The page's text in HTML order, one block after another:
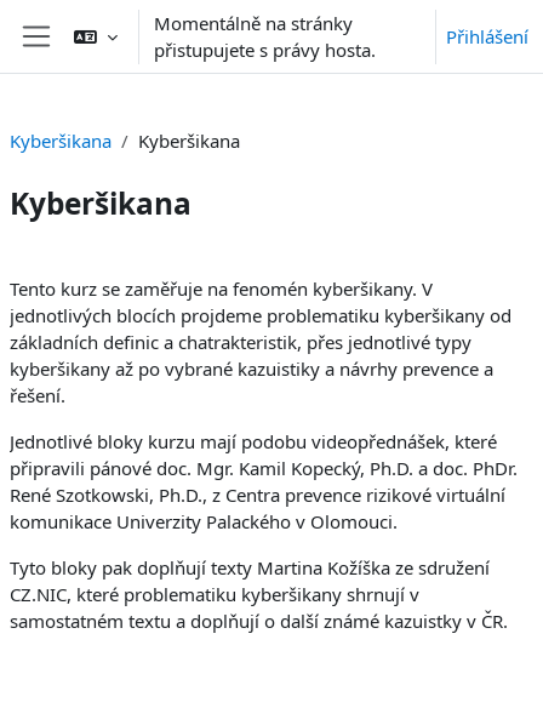
Přejít k hlavnímu obsahu
Boční panel
Momentálně na stránky
přistupujete s právy hosta.
Přihlášení
Kyberšikana Kyberšikana
Kyberšikana
Osnova sekce
Tento kurz se zaměřuje na fenomén kyberšikany. V
jednotlivých blocích projdeme problematiku kyberšikany od
základních definic a chatrakteristik, přes jednotlivé typy
kyberšikany až po vybrané kazuistiky a návrhy prevence a
řešení.
Jednotlivé bloky kurzu mají podobu videopřednášek, které
připravili pánové doc. Mgr. Kamil Kopecký, Ph.D. a doc. PhDr.
René Szotkowski, Ph.D., z Centra prevence rizikové virtuální
komunikace Univerzity Palackého v Olomouci.
Tyto bloky pak doplňují texty Martina Kožíška ze sdružení
CZ.NIC, které problematiku kyberšikany shrnují v
samostatném textu a doplňují o další známé kazuistky v ČR.